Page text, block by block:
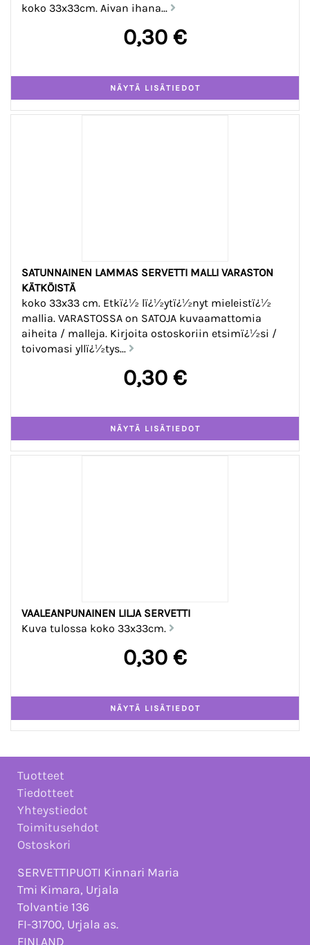
koko 33x33cm. Aivan ihana...
0,30 €
SATUNNAINEN LAMMAS SERVETTI MALLI VARASTON
KÄTKÖISTÄ
koko 33x33 cm. Etkï¿½ lï¿½ytï¿½nyt mieleistï¿½
mallia. VARASTOSSA on SATOJA kuvaamattomia
aiheita / malleja. Kirjoita ostoskoriin etsimï¿½si /
toivomasi yllï¿½tys...
0,30 €
VAALEANPUNAINEN LILJA SERVETTI
Kuva tulossa koko 33x33cm.
0,30 €
Tuotteet
Tiedotteet
Yhteystiedot
Toimitusehdot
Ostoskori
SERVETTIPUOTI Kinnari Maria
Tmi Kimara, Urjala
Tolvantie 136
FI-31700, Urjala as.
FINLAND